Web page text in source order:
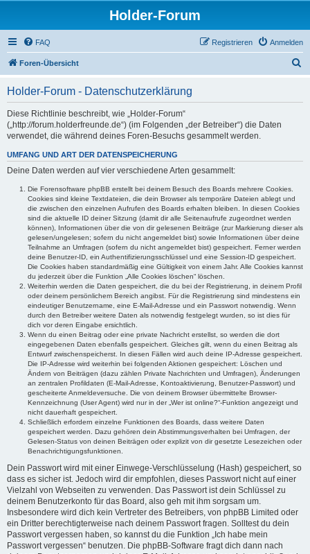
Holder-Forum
FAQ Anmelden
Registrieren
Foren-Übersicht
Holder-Forum - Datenschutzerklärung
Diese Richtlinie beschreibt, wie „Holder-Forum“
(„http://forum.holderfreunde.de“) (im Folgenden „der Betreiber“) die Daten
verwendet, die während deines Foren-Besuchs gesammelt werden.
UMFANG UND ART DER DATENSPEICHERUNG
Deine Daten werden auf vier verschiedene Arten gesammelt:
Die Forensoftware phpBB erstellt bei deinem Besuch des Boards mehrere Cookies.
Cookies sind kleine Textdateien, die dein Browser als temporäre Dateien ablegt und
die zwischen den einzelnen Aufrufen des Boards erhalten bleiben. In diesen Cookies
sind die aktuelle ID deiner Sitzung (damit dir alle Seitenaufrufe zugeordnet werden
können), Informationen über die von dir gelesenen Beiträge (zur Markierung dieser als
gelesen/ungelesen; sofern du nicht angemeldet bist) sowie Informationen über deine
Teilnahme an Umfragen (sofern du nicht angemeldet bist) gespeichert. Ferner werden
deine Benutzer-ID, ein Authentifizierungsschlüssel und eine Session-ID gespeichert.
Die Cookies haben standardmäßig eine Gültigkeit von einem Jahr. Alle Cookies kannst
du jederzeit über die Funktion „Alle Cookies löschen“ löschen.
Weiterhin werden die Daten gespeichert, die du bei der Registrierung, in deinem Profil
oder deinem persönlichem Bereich angibst. Für die Registrierung sind mindestens ein
eindeutiger Benutzername, eine E-Mail-Adresse und ein Passwort notwendig. Wenn
durch den Betreiber weitere Daten als notwendig festgelegt wurden, so ist dies für
dich vor deren Eingabe ersichtlich.
Wenn du einen Beitrag oder eine private Nachricht erstellst, so werden die dort
eingegebenen Daten ebenfalls gespeichert. Gleiches gilt, wenn du einen Beitrag als
Entwurf zwischenspeicherst. In diesen Fällen wird auch deine IP-Adresse gespeichert.
Die IP-Adresse wird weiterhin bei folgenden Aktionen gespeichert: Löschen und
Ändern von Beiträgen (dazu zählen Private Nachrichten und Umfragen), Änderungen
an zentralen Profildaten (E-Mail-Adresse, Kontoaktivierung, Benutzer-Passwort) und
gescheiterte Anmeldeversuche. Die von deinem Browser übermittelte Browser-
Kennzeichnung (User Agent) wird nur in der „Wer ist online?“-Funktion angezeigt und
nicht dauerhaft gespeichert.
Schließlich erfordern einzelne Funktionen des Boards, dass weitere Daten
gespeichert werden. Dazu gehören dein Abstimmungsverhalten bei Umfragen, der
Gelesen-Status von deinen Beiträgen oder explizit von dir gesetzte Lesezeichen oder
Benachrichtigungsfunktionen.
Dein Passwort wird mit einer Einwege-Verschlüsselung (Hash) gespeichert, so
dass es sicher ist. Jedoch wird dir empfohlen, dieses Passwort nicht auf einer
Vielzahl von Webseiten zu verwenden. Das Passwort ist dein Schlüssel zu
deinem Benutzerkonto für das Board, also geh mit ihm sorgsam um.
Insbesondere wird dich kein Vertreter des Betreibers, von phpBB Limited oder
ein Dritter berechtigterweise nach deinem Passwort fragen. Solltest du dein
Passwort vergessen haben, so kannst du die Funktion „Ich habe mein
Passwort vergessen“ benutzen. Die phpBB-Software fragt dich dann nach